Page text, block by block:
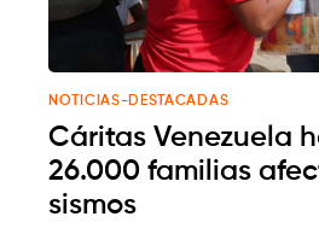
NOTICIAS-DESTACADAS
Cáritas Venezuela
26.000 familias
sismos